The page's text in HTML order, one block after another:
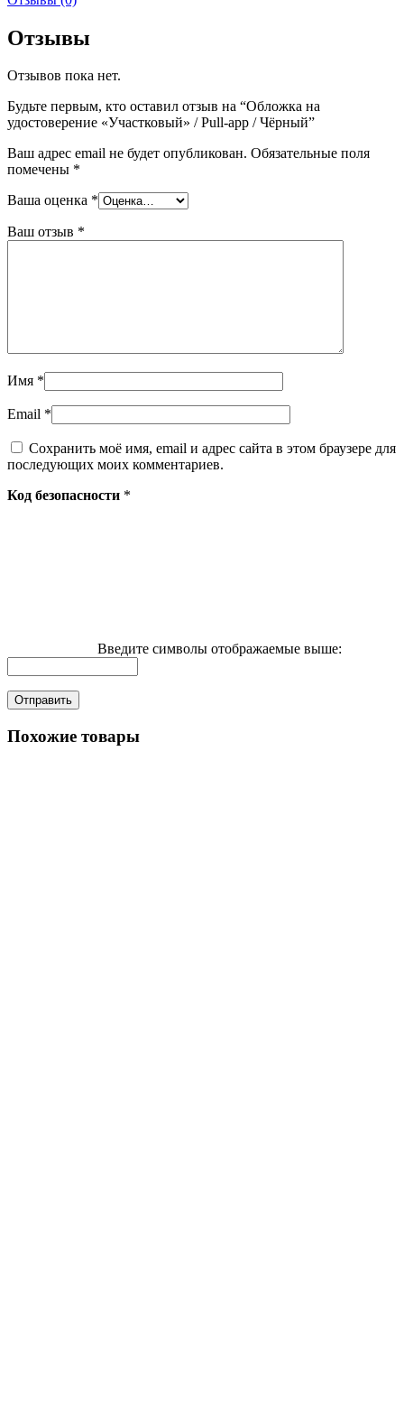
Отзывы
Отзывов пока нет.
Будьте первым, кто оставил отзыв на “Обложка на
удостоверение «Участковый» / Pull-app / Чёрный”
Ваш адрес email не будет опубликован. Обязательные поля
помечены *
Ваша оценка *
Ваш отзыв *
Имя *
Email *
Сохранить моё имя, email и адрес сайта в этом браузере для
последующих моих комментариев.
Код безопасности *
Введите символы отображаемые выше:
Похожие товары